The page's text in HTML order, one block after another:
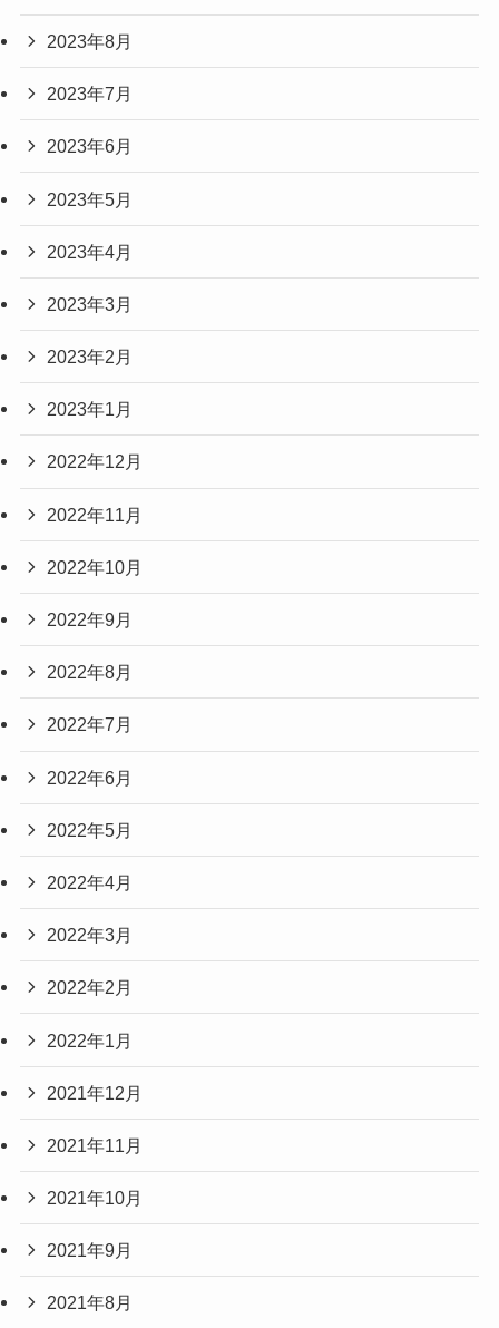
2023年8月
2023年7月
2023年6月
2023年5月
2023年4月
2023年3月
2023年2月
2023年1月
2022年12月
2022年11月
2022年10月
2022年9月
2022年8月
2022年7月
2022年6月
2022年5月
2022年4月
2022年3月
2022年2月
2022年1月
2021年12月
2021年11月
2021年10月
2021年9月
2021年8月